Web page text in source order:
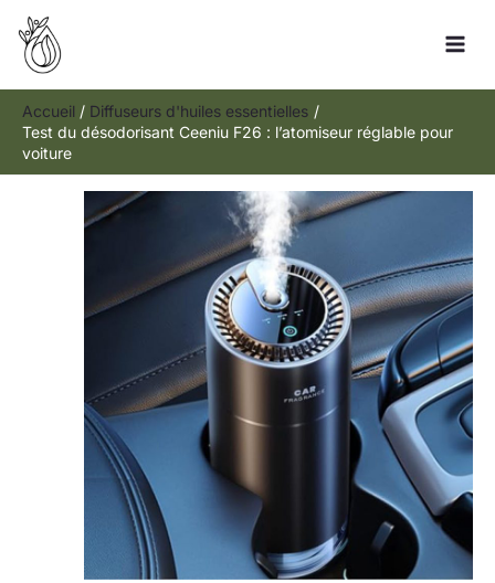
Aller
contenu
Accueil
Diffuseurs d'huiles essentielles
Test du désodorisant Ceeniu F26 : l’atomiseur réglable pour
voiture
Rechercher